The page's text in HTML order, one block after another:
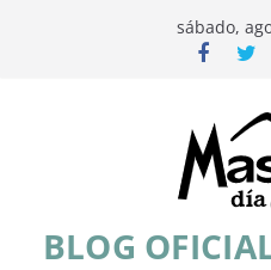
sábado,
BLOG